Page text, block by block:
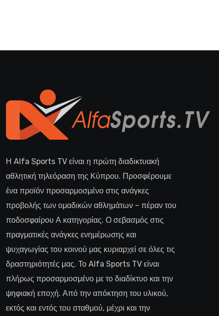
Η Alfa Sports TV είναι η πρώτη διαδικτυακή
αθλητική τηλεόραση της Κύπρου. Προσφέρουμε
ένα προϊόν προσαρμοσμένο στις ανάγκες
προβολής των ομαδικών αθλημάτων – πέραν του
ποδοσφαίρου Α κατηγορίας. Ο σεβασμός στις
πραγματικές ανάγκες ενημέρωσης και
ψυχαγωγίας του κοινού μας κυριαρχεί σε όλες τις
δραστηριότητές μας. Το Alfa Sports TV είναι
πλήρως προσαρμοσμένο με το διαδίκτυο και την
ψηφιακή εποχή. Από την απόκτηση του υλικού,
εκτός και εντός του σταθμού, μέχρι και την